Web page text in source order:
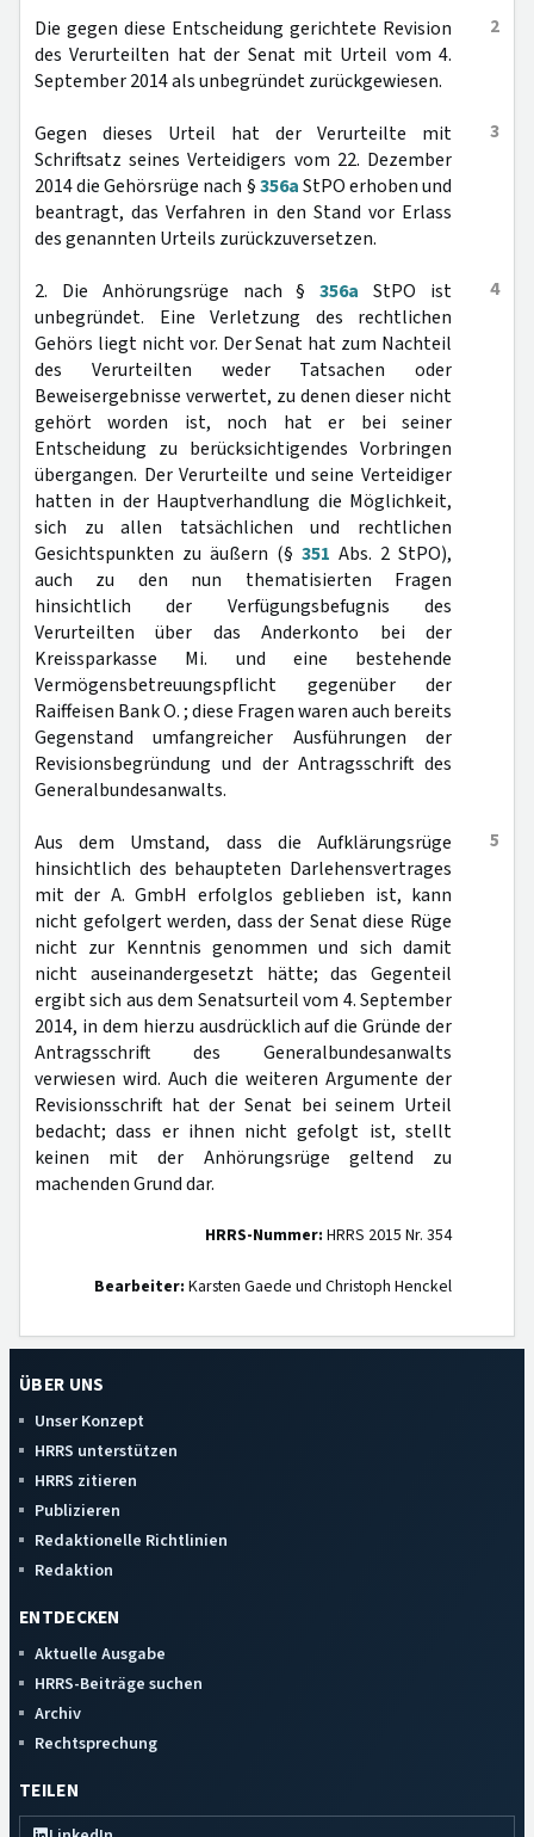
2
Die gegen diese Entscheidung gerichtete Revision
des Verurteilten hat der Senat mit Urteil vom 4.
September 2014 als unbegründet zurückgewiesen.
3
Gegen dieses Urteil hat der Verurteilte mit
Schriftsatz seines Verteidigers vom 22. Dezember
2014 die Gehörsrüge nach §356aStPO erhoben und
beantragt, das Verfahren in den Stand vor Erlass
des genannten Urteils zurückzuversetzen.
4
2. Die Anhörungsrüge nach §356a StPO ist
unbegründet. Eine Verletzung des rechtlichen
Gehörs liegt nicht vor. Der Senat hat zum Nachteil
des Verurteilten weder Tatsachen oder
Beweisergebnisse verwertet, zu denen dieser nicht
gehört worden ist, noch hat er bei seiner
Entscheidung zu berücksichtigendes Vorbringen
übergangen. Der Verurteilte und seine Verteidiger
hatten in der Hauptverhandlung die Möglichkeit,
sich zu allen tatsächlichen und rechtlichen
Gesichtspunkten zu äußern (§ 351 Abs. 2 StPO),
auch zu den nun thematisierten Fragen
hinsichtlich der Verfügungsbefugnis des
Verurteilten über das Anderkonto bei der
Kreissparkasse Mi. und eine bestehende
Vermögensbetreuungspflicht gegenüber der
Raiffeisen Bank O. ; diese Fragen waren auch bereits
Gegenstand umfangreicher Ausführungen der
Revisionsbegründung und der Antragsschrift des
Generalbundesanwalts.
5
Aus dem Umstand, dass die Aufklärungsrüge
hinsichtlich des behaupteten Darlehensvertrages
mit der A. GmbH erfolglos geblieben ist, kann
nicht gefolgert werden, dass der Senat diese Rüge
nicht zur Kenntnis genommen und sich damit
nicht auseinandergesetzt hätte; das Gegenteil
ergibt sich aus dem Senatsurteil vom 4. September
2014, in dem hierzu ausdrücklich auf die Gründe der
Antragsschrift des Generalbundesanwalts
verwiesen wird. Auch die weiteren Argumente der
Revisionsschrift hat der Senat bei seinem Urteil
bedacht; dass er ihnen nicht gefolgt ist, stellt
keinen mit der Anhörungsrüge geltend zu
machenden Grund dar.
HRRS-Nummer: HRRS 2015 Nr. 354
Bearbeiter: Karsten Gaede und Christoph Henckel
ÜBER UNS
Unser Konzept
HRRS unterstützen
HRRS zitieren
Publizieren
Redaktionelle Richtlinien
Redaktion
ENTDECKEN
Aktuelle Ausgabe
HRRS-Beiträge suchen
Archiv
Rechtsprechung
TEILEN